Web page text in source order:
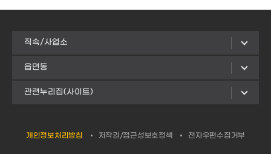
직속/사업소
읍면동
관련누리집(사이트)
개인정보처리방침 저작권/접근성보호정책 전자우편수집거부